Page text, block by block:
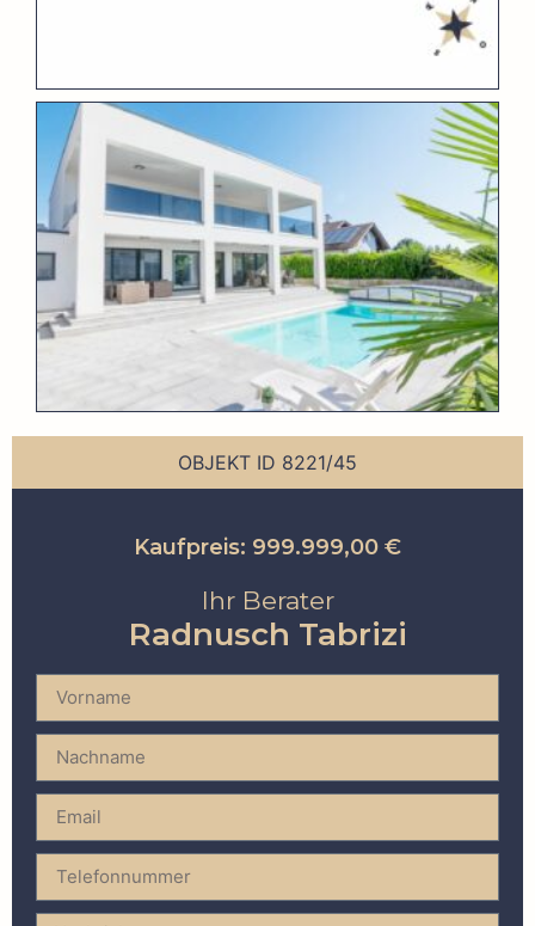
OBJEKT ID 8221/45
Kaufpreis: 999.999,00 €
Ihr Berater
Radnusch Tabrizi